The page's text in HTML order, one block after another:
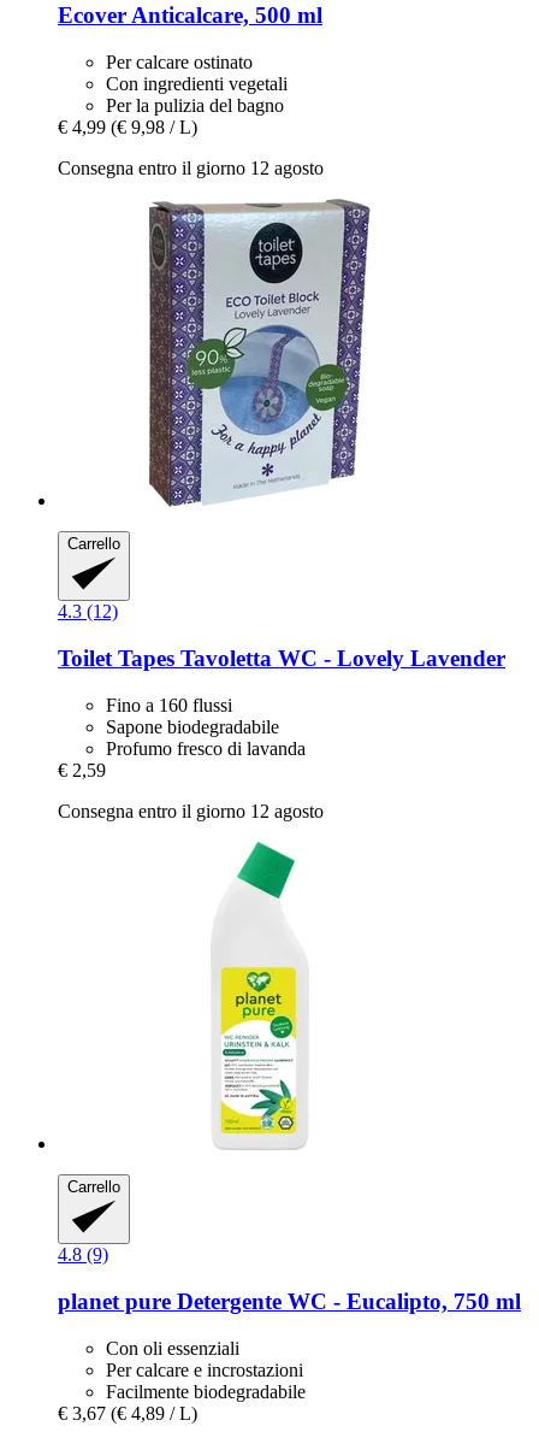
EcoverAnticalcare, 500 ml
Per calcare ostinato
Con ingredienti vegetali
Per la pulizia del bagno
€ 4,99 (€ 9,98 / L)
Consegna entro il giorno 12 agosto
Carrello
4.3 (12)
Toilet Tapes Tavoletta WC -​ Lovely Lavender
Fino a 160 flussi
Sapone biodegradabile
Profumo fresco di lavanda
€ 2,59
Consegna entro il giorno 12 agosto
Carrello
4.8 (9)
planet pure Detergente WC -​ Eucalipto, 750 ml
Con oli essenziali
Per calcare e incrostazioni
Facilmente biodegradabile
€ 3,67 (€ 4,89 / L)